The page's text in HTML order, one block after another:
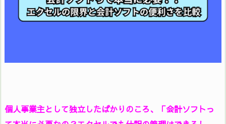
個人事業主として独立したばかりのころ、「会計ソフトっ